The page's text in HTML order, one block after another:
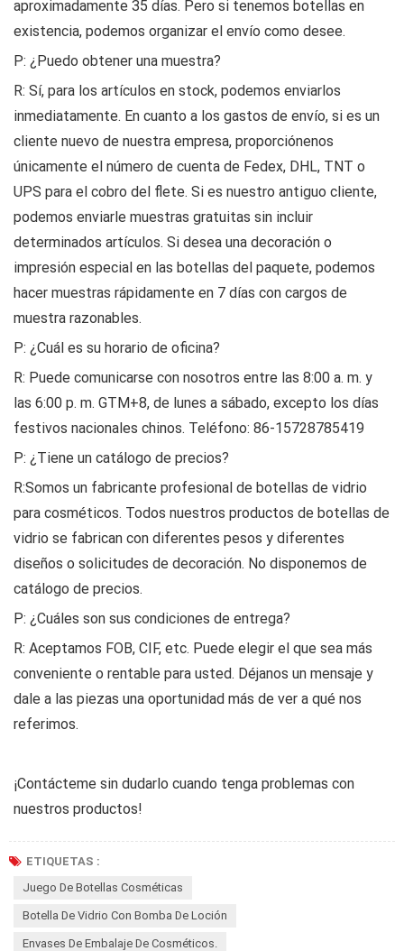
aproximadamente 35 días. Pero si tenemos botellas en
existencia, podemos organizar el envío como desee.
P: ¿Puedo obtener una muestra?
R: Sí, para los artículos en stock, podemos enviarlos
inmediatamente. En cuanto a los gastos de envío, si es un
cliente nuevo de nuestra empresa, proporciónenos
únicamente el número de cuenta de Fedex, DHL, TNT o
UPS para el cobro del flete. Si es nuestro antiguo cliente,
podemos enviarle muestras gratuitas sin incluir
determinados artículos. Si desea una decoración o
impresión especial en las botellas del paquete, podemos
hacer muestras rápidamente en 7 días con cargos de
muestra razonables.
P: ¿Cuál es su horario de oficina?
R: Puede comunicarse con nosotros entre las 8:00 a. m. y
las 6:00 p. m. GTM+8, de lunes a sábado, excepto los días
festivos nacionales chinos. Teléfono: 86-15728785419
P: ¿Tiene un catálogo de precios?
R:Somos un fabricante profesional de botellas de vidrio
para cosméticos. Todos nuestros productos de botellas de
vidrio se fabrican con diferentes pesos y diferentes
diseños o solicitudes de decoración. No disponemos de
catálogo de precios.
P: ¿Cuáles son sus condiciones de entrega?
R: Aceptamos FOB, CIF, etc. Puede elegir el que sea más
conveniente o rentable para usted. Déjanos un mensaje y
dale a las piezas una oportunidad más de ver a qué nos
referimos.
¡Contácteme sin dudarlo cuando tenga problemas con
nuestros productos!
ETIQUETAS :
Juego De Botellas Cosméticas
Botella De Vidrio Con Bomba De Loción
Envases De Embalaje De Cosméticos.